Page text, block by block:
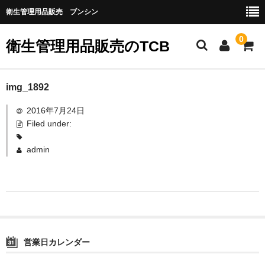
衛生管理用品販売 ブンシン
衛生管理用品販売のTCB 0
お勧め商品
医薬品
img_1892
2016年7月24日
Filed under:
admin
営業日カレンダー